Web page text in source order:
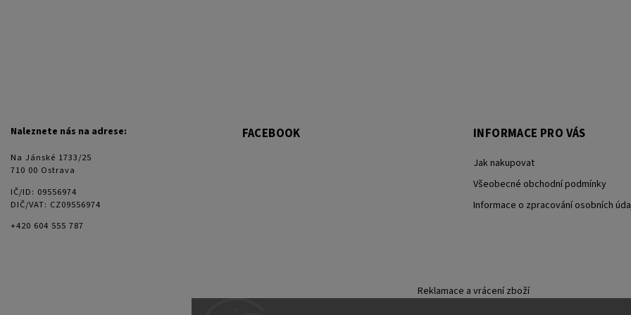
Naleznete nás na adrese:
Na Jánské 1733/25
710 00 Ostrava
IČ/ID: 09556974
DIČ/VAT: CZ09556974
+420 604 555 787
FACEBOOK INFORMACE PRO VÁS
Jak nakupovat
Všeobecné obchodní podmínky
Informace o zpracování osobních
Reklamace a vrácení zboží